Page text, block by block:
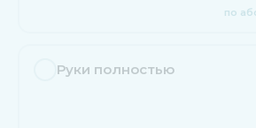
по
Руки полностью